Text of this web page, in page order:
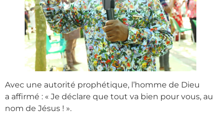
Avec une autorité prophétique, l’homme de Dieu
a affirmé : « Je déclare que tout va bien pour vous, au
nom de Jésus ! ».